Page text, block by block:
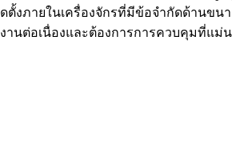
ตั้งภายในเครื่องจักรที่มีข้อจำกัดด้านข
านต่อเนื่องและต้องการการควบคุมที่แม่